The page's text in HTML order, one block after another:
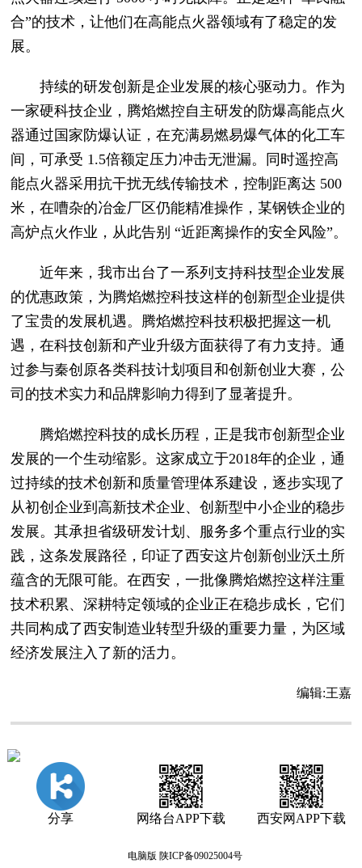
合”的技术，让他们在高能点火器领域有了稳定的发
展。
持续的研发创新是企业发展的核心驱动力。作为
一家硬科技企业，腾焰燃控自主研发的防爆高能点火
器通过国家防爆认证，在充满易燃易爆气体的化工车
间，可承受 1.5倍额定压力冲击无泄漏。同时遥控高
能点火器采用抗干扰无线传输技术，控制距离达 500
米，在嘈杂的冶金厂区仍能精准操作，某钢铁企业的
高炉点火作业，从此告别 “近距离操作的安全风险”。
近年来，我市出台了一系列支持科技型企业发展
的优惠政策，为腾焰燃控科技这样的创新型企业提供
了宝贵的发展机遇。腾焰燃控科技积极把握这一机
遇，在科技创新和产业升级方面获得了有力支持。通
过参与秦创原各类科技计划项目和创新创业大赛，公
司的技术实力和品牌影响力得到了显著提升。
腾焰燃控科技的成长历程，正是我市创新型企业
发展的一个生动缩影。这家成立于2018年的企业，通
过持续的技术创新和质量管理体系建设，逐步实现了
从初创企业到高新技术企业、创新型中小企业的稳步
发展。其承担省级研发计划、服务多个重点行业的实
践，这条发展路径，印证了西安这片创新创业沃土所
蕴含的无限可能。在西安，一批像腾焰燃控这样注重
技术积累、深耕特定领域的企业正在稳步成长，它们
共同构成了西安制造业转型升级的重要力量，为区域
经济发展注入了新的活力。
编辑:王嘉
分享 网络台APP下载 西安网APP下载
电脑版 陕ICP备09025004号